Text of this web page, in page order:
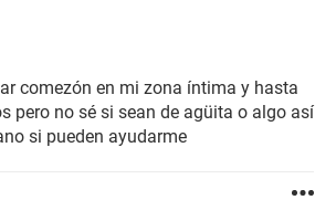
comezón en mi zona íntima y hasta
pero no sé si sean de agüita o algo así
si pueden ayudarme